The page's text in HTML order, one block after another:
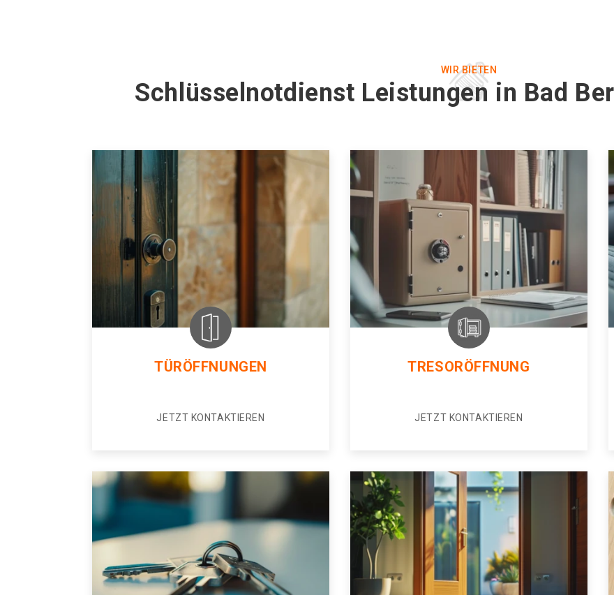
WIR BIETEN
Schlüsselnotdienst Leistungen in Bad
TÜRÖFFNUNGEN
JETZT KONTAKTIEREN
TRESORÖFFNUNG
JETZT KONTAKTIEREN